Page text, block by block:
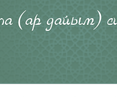
(ар дайым)